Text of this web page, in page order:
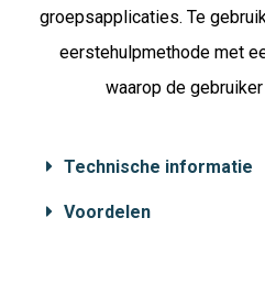
groepsapplicaties. Te
eerstehulpmethode met
waarop de
Technische informatie
Voordelen